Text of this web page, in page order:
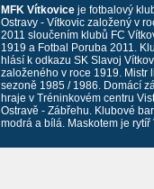
MFK Vítkovice je fotbalový
Ostravy - Vítkovic založený v
2011 sloučením klubů FC
1919 a Fotbal Poruba 2011.
hlásí k odkazu SK Slavoj
založeného v roce 1919. Mistr
sezoně 1985 / 1986. Domácí
hraje v Tréninkovém centru
Ostravě - Zábřehu. Klubové
modrá a bílá. Maskotem je rytíř